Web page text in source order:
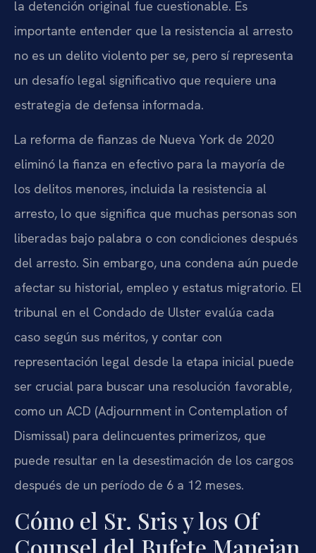
la detención original fue cuestionable. Es
importante entender que la resistencia al arresto
no es un delito violento per se, pero sí representa
un desafío legal significativo que requiere una
estrategia de defensa informada.
La reforma de fianzas de Nueva York de 2020
eliminó la fianza en efectivo para la mayoría de
los delitos menores, incluida la resistencia al
arresto, lo que significa que muchas personas son
liberadas bajo palabra o con condiciones después
del arresto. Sin embargo, una condena aún puede
afectar su historial, empleo y estatus migratorio. El
tribunal en el Condado de Ulster evalúa cada
caso según sus méritos, y contar con
representación legal desde la etapa inicial puede
ser crucial para buscar una resolución favorable,
como un ACD (Adjournment in Contemplation of
Dismissal) para delincuentes primerizos, que
puede resultar en la desestimación de los cargos
después de un período de 6 a 12 meses.
Cómo el Sr. Sris y los Of